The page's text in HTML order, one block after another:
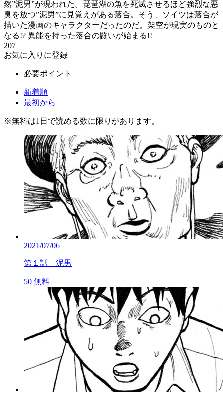
然”泥男”が現われた。琵琶湖の魚を死滅させるほど強烈な悪
臭を放つ”泥男”に見覚えがある落合。そう、ソイツは落合が
描いた漫画のキャラクターだったのだ。架空が現実のものと
なる!? 異能を持った落合の闘いが始まる!!
207
お気に入りに登録
必要ポイント
新着順
最初から
※無料は1日で読める数に限りがあります。
2021/07/06
第１話 泥男
50 無料